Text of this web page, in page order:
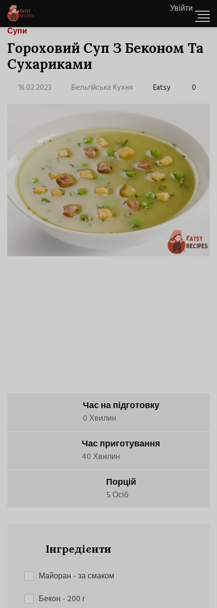
Увійти
Супи
Гороховий Суп З Беконом Та
Сухариками
16.02.2023 Бельгійська Кухня Eatsy 0
Час на підготовку
0 Хвилин
Час приготування
40 Хвилин
Порцій
5 Осіб
Інгредієнти
Майоран - за смаком
Бекон - 200 г